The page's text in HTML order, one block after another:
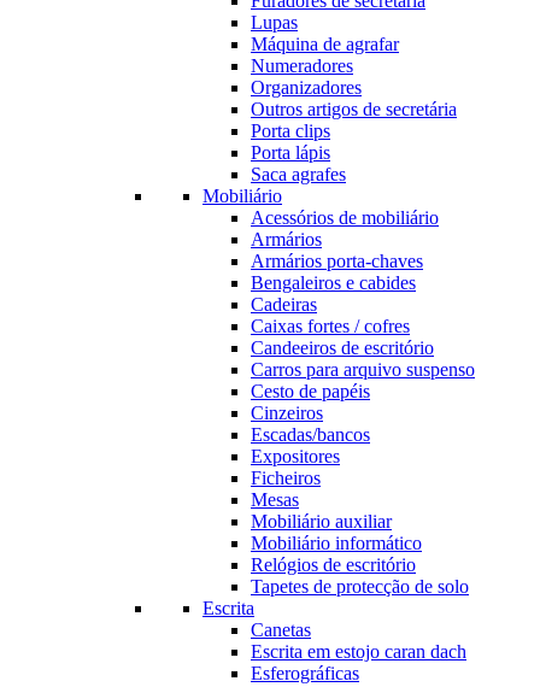
Lupas
Máquina de agrafar
Numeradores
Organizadores
Outros artigos de secretária
Porta clips
Porta lápis
Saca agrafes
Mobiliário
Acessórios de mobiliário
Armários
Armários porta-chaves
Bengaleiros e cabides
Cadeiras
Caixas fortes / cofres
Candeeiros de escritório
Carros para arquivo suspenso
Cesto de papéis
Cinzeiros
Escadas/bancos
Expositores
Ficheiros
Mesas
Mobiliário auxiliar
Mobiliário informático
Relógios de escritório
Tapetes de protecção de solo
Escrita
Canetas
Escrita em estojo caran dach
Esferográficas